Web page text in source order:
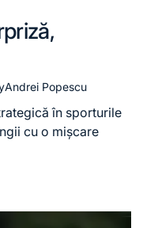
Andrei Popescu
în sporturile
cu o mișcare